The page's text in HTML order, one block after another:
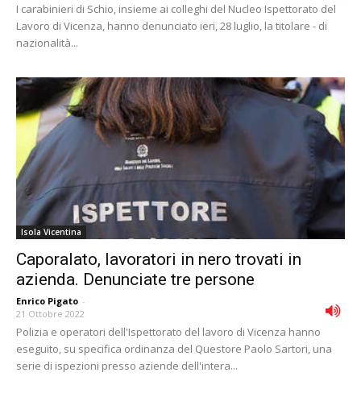
I carabinieri di Schio, insieme ai colleghi del Nucleo Ispettorato del
Lavoro di Vicenza, hanno denunciato ieri, 28 luglio, la titolare - di
nazionalità...
Isola Vicentina
Caporalato, lavoratori in nero trovati in
azienda. Denunciate tre persone
Enrico Pigato -
21 Ottobre 2022
Polizia e operatori dell'Ispettorato del lavoro di Vicenza hanno
eseguito, su specifica ordinanza del Questore Paolo Sartori, una
serie di ispezioni presso aziende dell'intera...